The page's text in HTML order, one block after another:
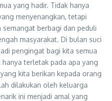
yang hadir. Tidak hanya
menyenangkan, tetapi
berbagi dan peduli
masyarakat. Di bulan suci
pengingat bagi kita semua
terletak pada apa yang
kita berikan kepada orang
dilakukan oleh keluarga
ini menjadi amal yang